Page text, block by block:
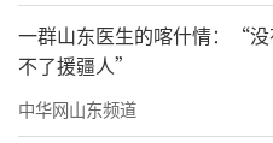
展望蓝色未来，
展
一群山东医生的喀什情：“没
不了援疆人”
中华网山东频道